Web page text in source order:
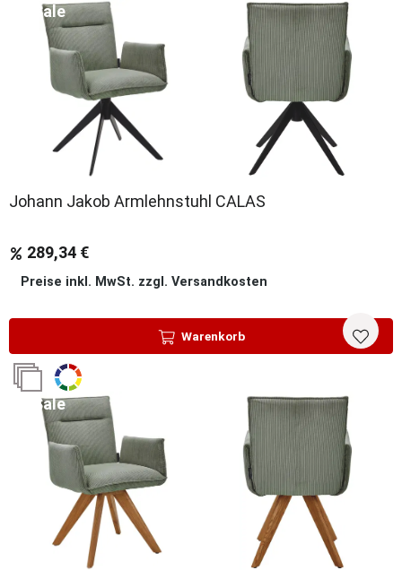
Sale
Johann Jakob Armlehnstuhl CALAS
289,34 €
Preise inkl. MwSt. zzgl. Versandkosten
Warenkorb
Sale